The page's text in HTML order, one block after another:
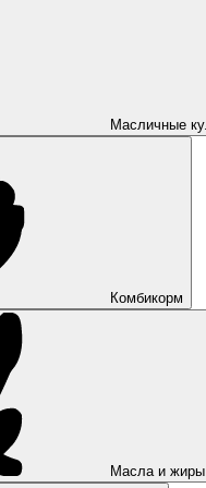
Масличные
Комбикорм
Масла и жиры